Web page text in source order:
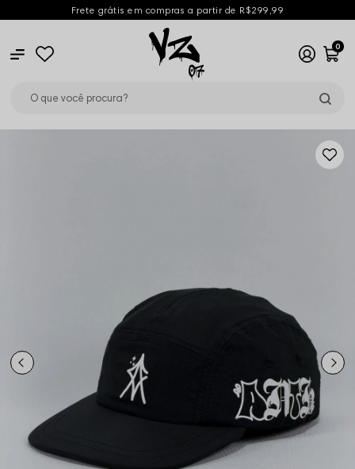
Frete grátis em compras a partir de R$299,99
0